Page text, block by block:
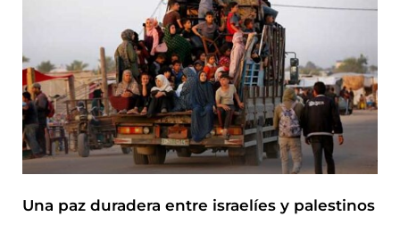
Una paz duradera entre israelíes y palestinos